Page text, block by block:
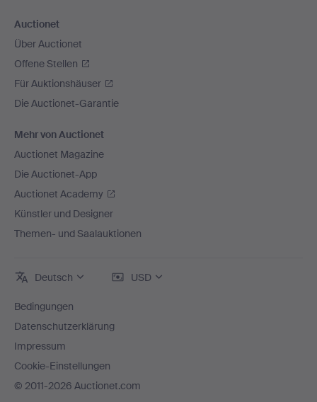
Auctionet
Über Auctionet
Offene Stellen
Für Auktionshäuser
Die Auctionet-Garantie
Mehr von Auctionet
Auctionet Magazine
Die Auctionet-App
Auctionet Academy
Künstler und Designer
Themen- und Saalauktionen
Deutsch USD
Bedingungen
Datenschutzerklärung
Impressum
Cookie-Einstellungen
© 2011-2026 Auctionet.com